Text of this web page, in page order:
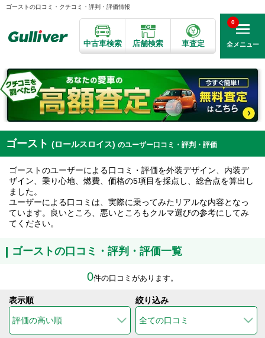
ゴーストの口コミ・クチコミ・評判・評価情報
中古車検索 店舗検索 車査定 全メニュー
0
ゴースト (ロールスロイス) のユーザー口コミ・評判・評価
ゴーストのユーザーによる口コミ・評価を外装デザイン、内装デ
ザイン、乗り心地、燃費、価格の5項目を採点し、総合点を算出し
ました。
ユーザーによる口コミは、実際に乗ってみたリアルな内容となっ
ています。良いところ、悪いところもクルマ選びの参考にしてみ
てください。
ゴーストの口コミ・評判・評価一覧
0件の口コミがあります。
表示順 絞り込み